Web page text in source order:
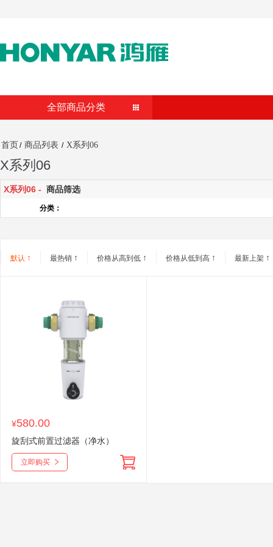
全部商品分类
首页 / 商品列表 / X系列06
X系列06
X系列06 - 商品筛选
分类：
默认 ↑ 最热销 ↑ 价格从高到低 ↑ 价格从低到高 ↑ 最新上架 ↑
¥580.00
旋刮式前置过滤器（净水）
立即购买